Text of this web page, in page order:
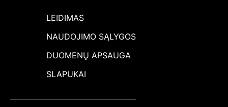
LEIDIMAS
NAUDOJIMO SĄLYGOS
DUOMENŲ APSAUGA
SLAPUKAI